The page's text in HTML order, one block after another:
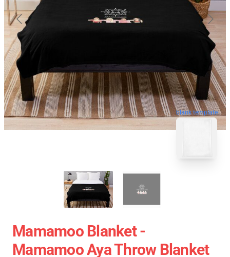
blank template
Mamamoo Blanket -
Mamamoo Aya Throw Blanket